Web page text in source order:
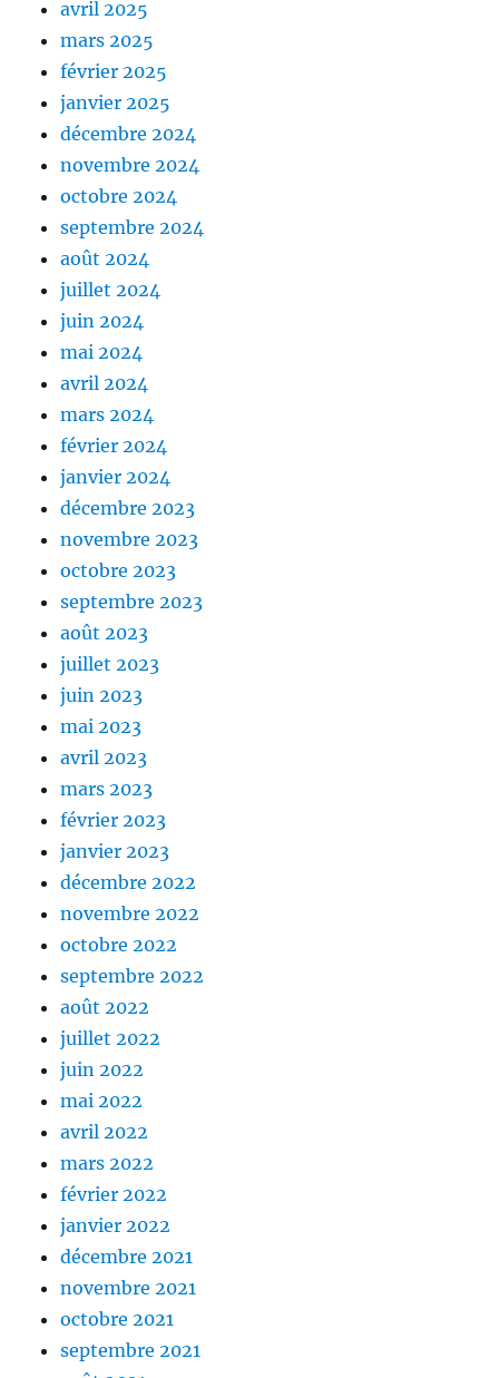
avril 2025
mars 2025
février 2025
janvier 2025
décembre 2024
novembre 2024
octobre 2024
septembre 2024
août 2024
juillet 2024
juin 2024
mai 2024
avril 2024
mars 2024
février 2024
janvier 2024
décembre 2023
novembre 2023
octobre 2023
septembre 2023
août 2023
juillet 2023
juin 2023
mai 2023
avril 2023
mars 2023
février 2023
janvier 2023
décembre 2022
novembre 2022
octobre 2022
septembre 2022
août 2022
juillet 2022
juin 2022
mai 2022
avril 2022
mars 2022
février 2022
janvier 2022
décembre 2021
novembre 2021
octobre 2021
septembre 2021